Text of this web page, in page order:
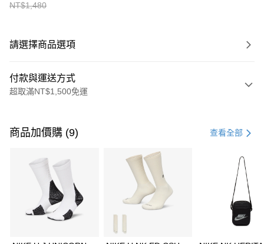
NT$1,480
請選擇商品選項
付款與運送方式
超取滿NT$1,500免運
信用卡一次付款
3 期 0 利率 每期 21家銀行
合作金庫商業銀行
第一商業銀行
華南商業銀行
彰化商業銀行
上海商業儲蓄銀行
Apple Pay
商品加價購 (9) 查看全部